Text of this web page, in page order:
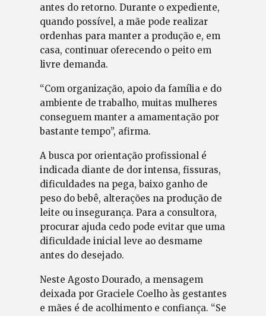
antes do retorno. Durante o expediente,
quando possível, a mãe pode realizar
ordenhas para manter a produção e, em
casa, continuar oferecendo o peito em
livre demanda.
“Com organização, apoio da família e do
ambiente de trabalho, muitas mulheres
conseguem manter a amamentação por
bastante tempo”, afirma.
A busca por orientação profissional é
indicada diante de dor intensa, fissuras,
dificuldades na pega, baixo ganho de
peso do bebê, alterações na produção de
leite ou insegurança. Para a consultora,
procurar ajuda cedo pode evitar que uma
dificuldade inicial leve ao desmame
antes do desejado.
Neste Agosto Dourado, a mensagem
deixada por Graciele Coelho às gestantes
e mães é de acolhimento e confiança. “Se